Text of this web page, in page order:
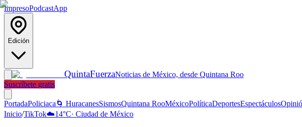
ImpresoPodcastApp
Edición
QuintaFuerzaNoticias de México, desde Quintana Roo
Suscríbete gratis
PortadaPoliciaca 🌀 HuracanesSismosQuintana RooMéxicoPolíticaDeportesEspectáculos
Inicio/TikTok☁️14°C· Ciudad de México